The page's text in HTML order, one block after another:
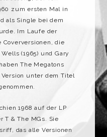
zum ersten Mal in
als Single bei dem
Im Laufe der
die
(1965) und Gary
The Megatons
unter dem Titel
1968 auf der LP
T & The MGs. Sie
das alle Versionen